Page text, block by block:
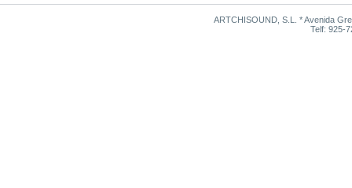
ARTCHISOUND, S.L. * Avenida
Telf: 925-